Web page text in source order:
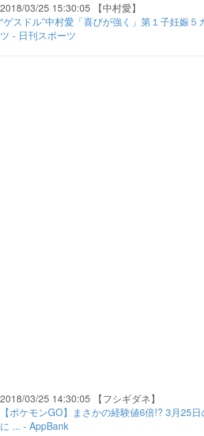
2018/03/25 15:30:05 【中村愛】
“ゲスドル”中村愛「喜びが強く」第１子妊娠
ツ - 日刊スポーツ
2018/03/25 14:30:05 【フシギダネ】
【ポケモンGO】まさかの経験値6倍!? 3月25
に ... - AppBank